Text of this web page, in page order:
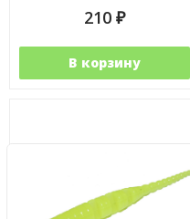
210 ₽
В корзину